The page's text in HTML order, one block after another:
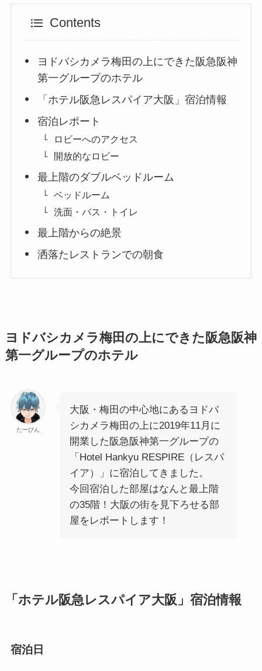
Contents
ヨドバシカメラ梅田の上にできた阪急阪神
第一グループのホテル
「ホテル阪急レスパイア大阪」宿泊情報
宿泊レポート
ロビーへのアクセス
開放的なロビー
最上階のダブルベッドルーム
ベッドルーム
洗面・バス・トイレ
最上階からの絶景
洒落たレストランでの朝食
ヨドバシカメラ梅田の上にできた阪急阪神
第一グループのホテル
たーびん
大阪・梅田の中心地にあるヨドバ
シカメラ梅田の上に2019年11月に
開業した阪急阪神第一グループの
「Hotel Hankyu RESPIRE（レスパ
イア）」に宿泊してきました。
今回宿泊した部屋はなんと最上階
の35階！大阪の街を見下ろせる部
屋をレポートします！
「ホテル阪急レスパイア大阪」宿泊情報
宿泊日